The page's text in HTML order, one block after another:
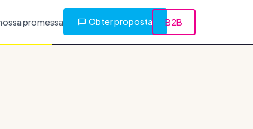
promessa Obter proposta B2B